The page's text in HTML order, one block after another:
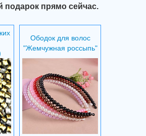
подарок прямо сейчас.
Ободок для волос
"Жемчужная россыпь"